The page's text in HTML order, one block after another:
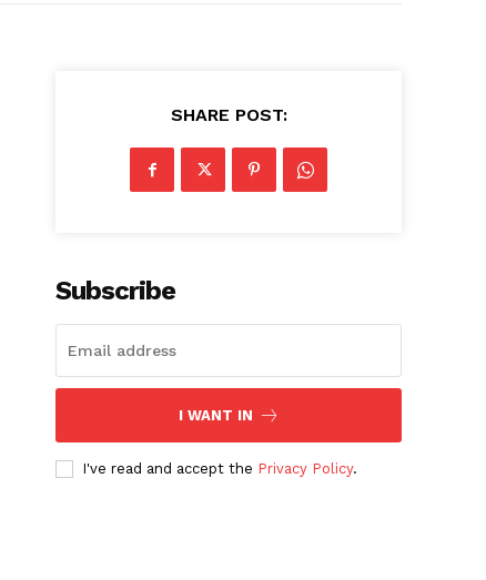
SHARE POST:
Subscribe
I WANT IN
I've read and accept the Privacy Policy.